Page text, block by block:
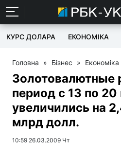
КУРС ДОЛАРА ЕКОНОМІКА
Головна » Бізнес » Економіка
Золотовалютные
период с 13 по 20
увеличились на
млрд долл.
10:59 26.03.2009 Чт